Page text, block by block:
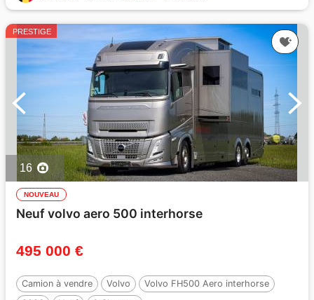
PRESTIGE
16
NOUVEAU
Neuf volvo aero 500 interhorse
495 000 €
Camion à vendre Volvo
Volvo FH500 Aero interhorse